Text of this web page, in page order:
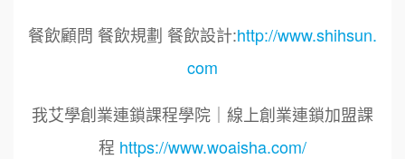
餐飲顧問 餐飲規劃 餐飲設計:http://www.shihsun.
com
我艾學創業連鎖課程學院｜線上創業連鎖加盟課
程 https://www.woaisha.com/